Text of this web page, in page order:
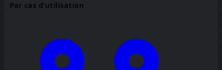
Par cas d’utilisation